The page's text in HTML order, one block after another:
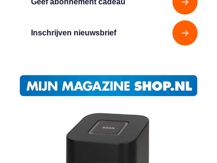
Inschrijven nieuwsbrief